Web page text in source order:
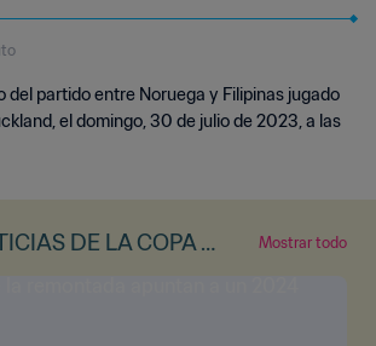
Zelanda 2023™ |
del partido entre Noruega y Filipinas jugado
el domingo, 30 de julio de 2023, a las
DE LA COPA M
DE LA FIFA™
Mostrar todo